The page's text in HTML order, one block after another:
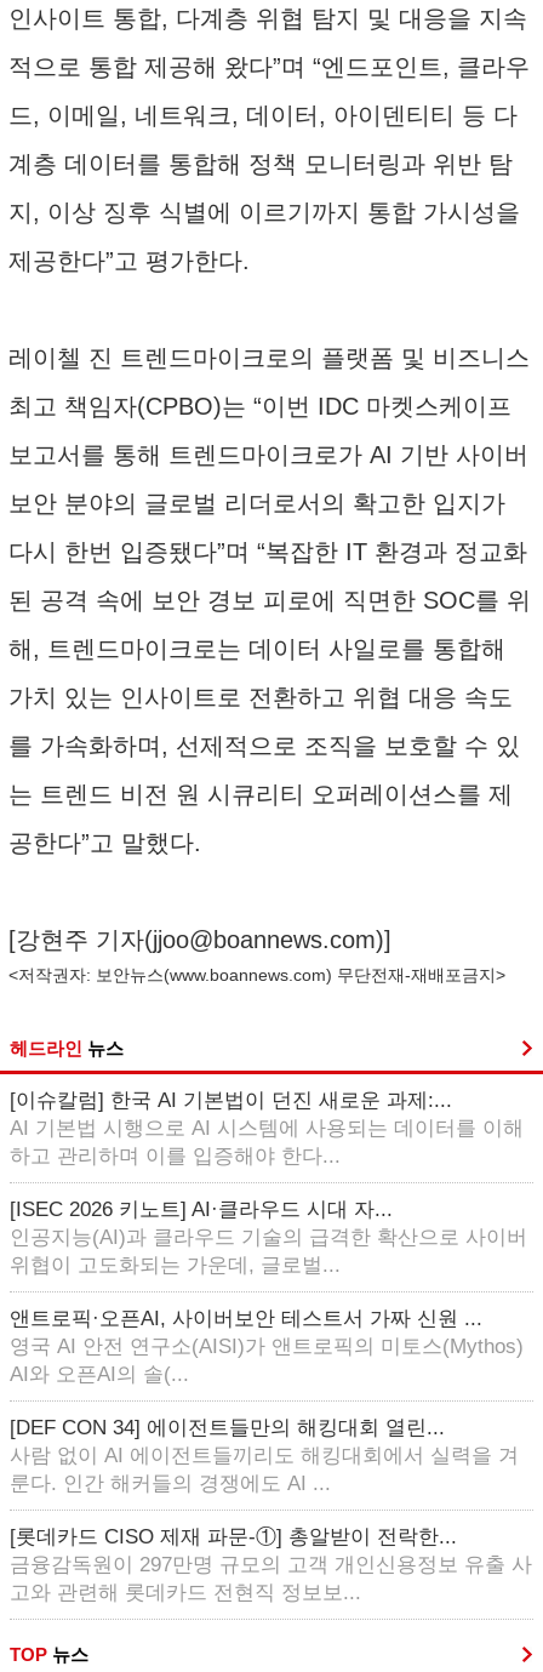
인사이트 통합, 다계층 위협 탐지 및 대응을 지속
적으로 통합 제공해 왔다”며 “엔드포인트, 클라우
드, 이메일, 네트워크, 데이터, 아이덴티티 등 다
계층 데이터를 통합해 정책 모니터링과 위반 탐
지, 이상 징후 식별에 이르기까지 통합 가시성을
제공한다”고 평가한다.
레이첼 진 트렌드마이크로의 플랫폼 및 비즈니스
최고 책임자(CPBO)는 “이번 IDC 마켓스케이프
보고서를 통해 트렌드마이크로가 AI 기반 사이버
보안 분야의 글로벌 리더로서의 확고한 입지가
다시 한번 입증됐다”며 “복잡한 IT 환경과 정교화
된 공격 속에 보안 경보 피로에 직면한 SOC를 위
해, 트렌드마이크로는 데이터 사일로를 통합해
가치 있는 인사이트로 전환하고 위협 대응 속도
를 가속화하며, 선제적으로 조직을 보호할 수 있
는 트렌드 비전 원 시큐리티 오퍼레이션스를 제
공한다”고 말했다.
[강현주 기자(jjoo@boannews.com)]
<저작권자: 보안뉴스(www.boannews.com) 무단전재-재배포금지>
헤드라인 뉴스
[이슈칼럼] 한국 AI 기본법이 던진 새로운 과제:...
AI 기본법 시행으로 AI 시스템에 사용되는 데이터를 이해
하고 관리하며 이를 입증해야 한다...
[ISEC 2026 키노트] AI·클라우드 시대 자...
인공지능(AI)과 클라우드 기술의 급격한 확산으로 사이버
위협이 고도화되는 가운데, 글로벌...
앤트로픽·오픈AI, 사이버보안 테스트서 가짜 신원 ...
영국 AI 안전 연구소(AISI)가 앤트로픽의 미토스(Mythos)
AI와 오픈AI의 솔(...
[DEF CON 34] 에이전트들만의 해킹대회 열린...
사람 없이 AI 에이전트들끼리도 해킹대회에서 실력을 겨
룬다. 인간 해커들의 경쟁에도 AI ...
[롯데카드 CISO 제재 파문-①] 총알받이 전락한...
금융감독원이 297만명 규모의 고객 개인신용정보 유출 사
고와 관련해 롯데카드 전현직 정보보...
TOP 뉴스